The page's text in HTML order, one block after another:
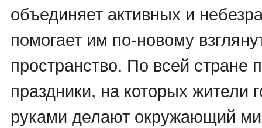
объединяет активных и
помогает им по-новому
пространство. По всей стране
праздники, на которых жители
руками делают окружающий